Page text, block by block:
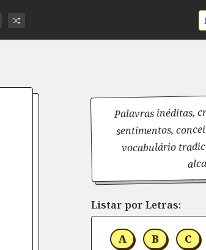
Palavras inéditas,
sentimentos,
vocabulário
Listar por Letras:
A B C